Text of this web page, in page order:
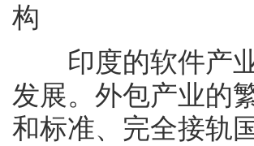
构
印度的软件产业
发展。外包产业的
和标准、完全接轨